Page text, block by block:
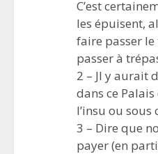
C’est
les épuisent,
faire passer
passer à
2 – Jl y aurait
dans ce
l’insu ou
3 – Dire que
payer (en